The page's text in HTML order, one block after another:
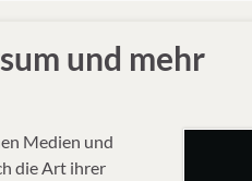
und mehr
Medien und
die Art ihrer